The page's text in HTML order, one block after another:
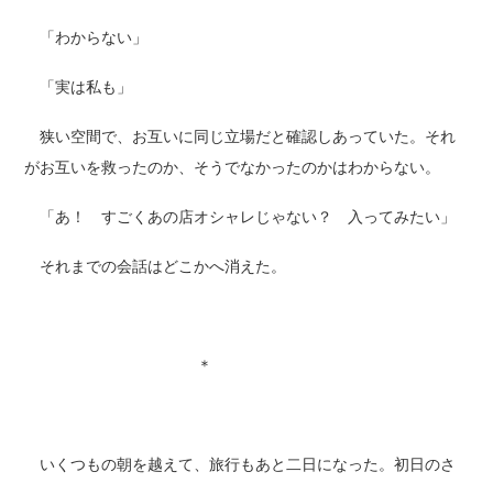
「わからない」
「実は私も」
狭い空間で、お互いに同じ立場だと確認しあっていた。それ
がお互いを救ったのか、そうでなかったのかはわからない。
「あ！ すごくあの店オシャレじゃない？ 入ってみたい」
それまでの会話はどこかへ消えた。
＊
いくつもの朝を越えて、旅行もあと二日になった。初日のさ